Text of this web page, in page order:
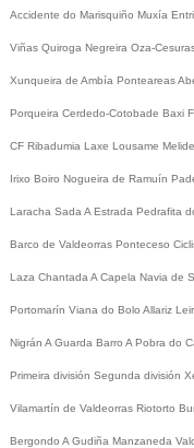
Accidente do Marisquiño Muxía
Viñas Quiroga Negreira Oza-
Xunqueira de Ambía Ponteareas
Porqueira Cerdedo-Cotobade Baxi
CF Ribadumia Laxe Lousame Melide
Irixo Boiro Nogueira de Ramuín
Laracha Sada A Estrada Pedrafita
Barco de Valdeorras Ponteceso
Laza Chantada A Capela Navia de
Portomarín Viana do Bolo Allariz
Nigrán A Guarda Barro A Pobra do
Primeira división Segunda división
Vilamartín de Valdeorras Riotorto
Bergondo A Gudiña Manzaneda